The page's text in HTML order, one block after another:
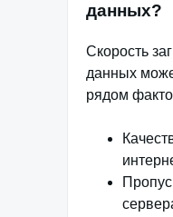
данных?
Скорость
данных
рядом